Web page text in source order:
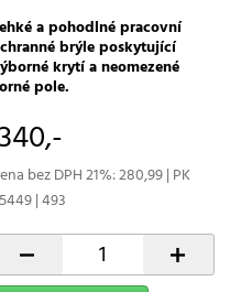
a pohodlné pracovní
brýle poskytující
krytí a neomezené
pole.
340,-
bez DPH 21%: 280,99 | PK
| 493
- +